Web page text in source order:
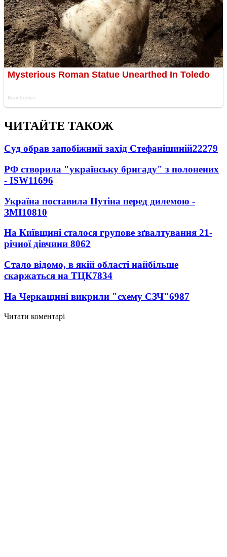
ЧИТАЙТЕ ТАКОЖ
Суд обрав запобіжний захід Стефанішиній22279
РФ створила "українську бригаду" з полонених
- ISW11696
Україна поставила Путіна перед дилемою -
ЗМІ10810
На Київщині сталося групове зґвалтування 21-
річної дівчини 8062
Стало відомо, в якій області найбільше
скаржаться на ТЦК7834
На Черкащині викрили "схему СЗЧ"6987
Читати коментарі